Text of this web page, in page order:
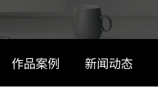
作品案例 新闻动态